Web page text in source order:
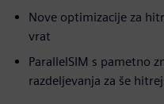
Nove optimizacije za
vrat
ParallelSIM s pametno
razdeljevanja za še